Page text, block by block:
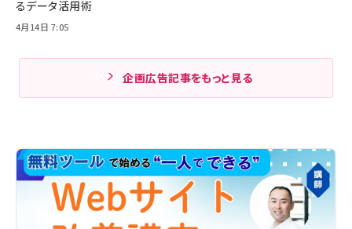
るデータ活用術
4月14日 7:05
企画広告記事をもっと見る